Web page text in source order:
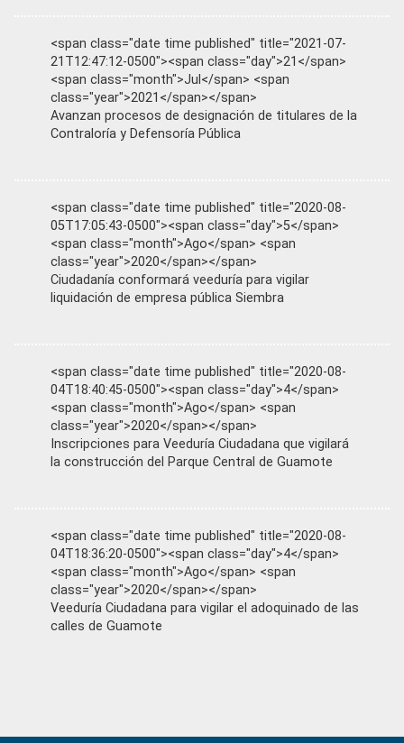
<span class="date time published" title="2021-07-
21T12:47:12-0500"><span class="day">21</span>
<span class="month">Jul</span> <span
class="year">2021</span></span>
Avanzan procesos de designación de titulares de la
Contraloría y Defensoría Pública
<span class="date time published" title="2020-08-
05T17:05:43-0500"><span class="day">5</span>
<span class="month">Ago</span> <span
class="year">2020</span></span>
Ciudadanía conformará veeduría para vigilar
liquidación de empresa pública Siembra
<span class="date time published" title="2020-08-
04T18:40:45-0500"><span class="day">4</span>
<span class="month">Ago</span> <span
class="year">2020</span></span>
Inscripciones para Veeduría Ciudadana que vigilará
la construcción del Parque Central de Guamote
<span class="date time published" title="2020-08-
04T18:36:20-0500"><span class="day">4</span>
<span class="month">Ago</span> <span
class="year">2020</span></span>
Veeduría Ciudadana para vigilar el adoquinado de las
calles de Guamote